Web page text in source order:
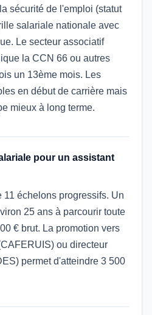
sécurité de l'emploi (statut
salariale nationale avec
Le secteur associatif
la CCN 66 ou autres
un 13ème mois. Les
en début de carrière mais
mieux à long terme.
pour un assistant
11 échelons progressifs. Un
25 ans à parcourir toute
€ brut. La promotion vers
ou directeur
permet d'atteindre 3 500